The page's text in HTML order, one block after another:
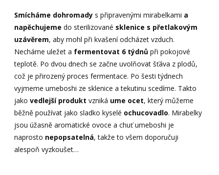
Smícháme dohromady s připravenými mirabelkami a
napěchujeme do sterilizované sklenice s přetlakovým
uzávěrem, aby mohl při kvašení odcházet vzduch.
Necháme uležet a fermentovat 6 týdnů při pokojové
teplotě. Po dvou dnech se začne uvolňovat šťáva z plodů,
což je přirozený proces fermentace. Po šesti týdnech
vyjmeme umeboshi ze sklenice a tekutinu scedíme. Takto
jakovedlejší produktvzniká ume ocet, který můžeme
běžně používat jako sladko kyselé ochucovadlo. Mirabelky
jsou úžasně aromatické ovoce a chuť umeboshi je
naprosto nepopsatelná, takže to všem doporučuji
alespoň vyzkoušet…